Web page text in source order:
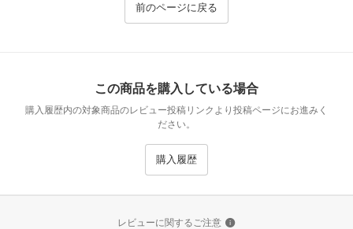
前のページに戻る
この商品を購入している場合
購入履歴内の対象商品のレビュー投稿リンクより投稿ページにお進みく
ださい。
購入履歴
レビューに関するご注意